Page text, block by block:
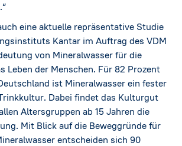
eine aktuelle repräsentative Studie
Kantar im Auftrag des VDM
von Mineralwasser für die
Leben der Menschen. Für 82 Prozent
ist Mineralwasser ein fester
Dabei findet das Kulturgut
Altersgruppen ab 15 Jahren die
Mit Blick auf die Beweggründe für
entscheiden sich 90